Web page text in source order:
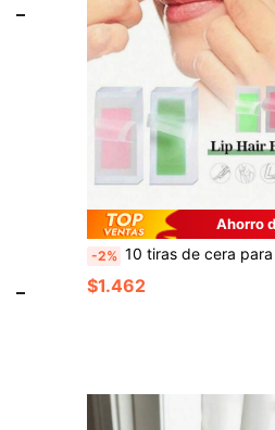
Ahorro
-2% 10 tiras de cera para depilación facial, kit depilatorio indoloro y
$1.462